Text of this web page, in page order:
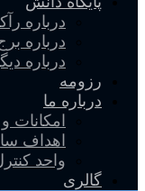
درباره
درباره
درباره
رزومه
درباره ما
امکانات
اهداف
واحد
گالری